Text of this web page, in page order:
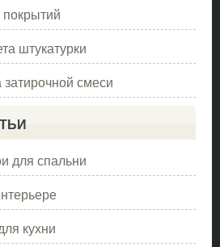
штукатурки
затирочной смеси
для спальни
кухни